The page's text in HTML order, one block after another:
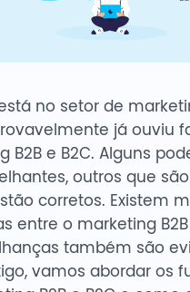
no setor de
já ouviu
B2B e B2C. Alguns
outros que
corretos. Existem
entre o marketing
também são
vamos abordar os